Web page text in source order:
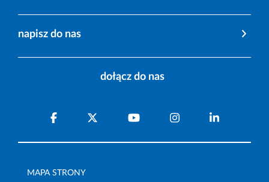
napisz do nas
dołącz do nas
MAPA STRONY